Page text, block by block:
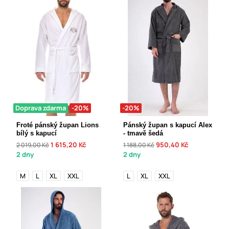
Doprava zdarma -20%
Froté pánský župan Lions
bílý s kapucí
2 019,00 Kč1 615,20 Kč
2 dny
M L XL XXL
-20%
Pánský župan s kapucí Alex
- tmavě šedá
1 188,00 Kč950,40 Kč
2 dny
L XL XXL